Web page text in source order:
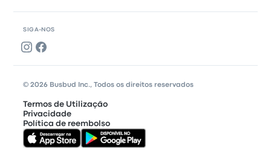
SIGA-NOS
© 2026 Busbud Inc., Todos os direitos reservados
Termos de Utilização
Privacidade
Política de reembolso